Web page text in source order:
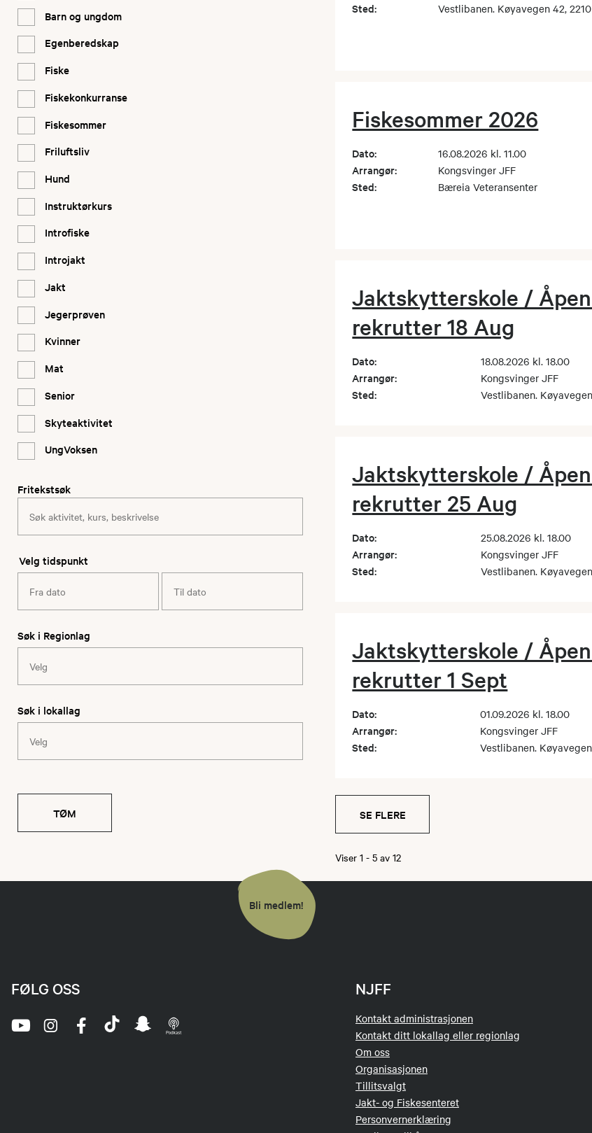
Barn og ungdom
Egenberedskap
Fiske
Fiskekonkurranse
Fiskesommer
Friluftsliv
Hund
Instruktørkurs
Introfiske
Introjakt
Jakt
Jegerprøven
Kvinner
Mat
Senior
Skyteaktivitet
UngVoksen
Fritekstsøk
Velg tidspunkt
Søk i Regionlag
Søk i lokallag
TØM
Sted: Vestlibanen. Køyavegen 42,
Fiskesommer 2026
Dato: 16.08.2026 kl. 11.00
Arrangør: Kongsvinger JFF
Sted: Bæreia Veteransenter
Jaktskytterskole /
rekrutter 18 Aug
Dato: 18.08.2026 kl. 18.00
Arrangør: Kongsvinger JFF
Sted: Vestlibanen.
Jaktskytterskole /
rekrutter 25 Aug
Dato: 25.08.2026 kl. 18.00
Arrangør: Kongsvinger JFF
Sted: Vestlibanen.
Jaktskytterskole /
rekrutter 1 Sept
Dato: 01.09.2026 kl. 18.00
Arrangør: Kongsvinger JFF
Sted: Vestlibanen.
SE FLERE
Viser1- 5av12
Bli medlem!
NJFF
Kontakt administrasjonen
Kontakt ditt lokallag eller regionlag
Om oss
Organisasjonen
Tillitsvalgt
Jakt- og Fiskesenteret
Personvernerklæring
FØLG OSS